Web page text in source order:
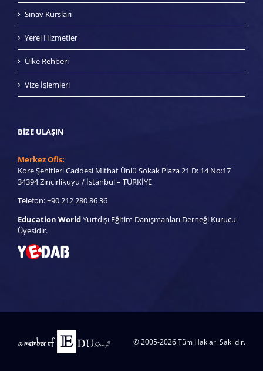
Sınav Kursları
Yerel Hizmetler
Ülke Rehberi
Vize İşlemleri
BIZE ULAŞIN
Merkez Ofis:
Kore Şehitleri Caddesi Mithat Ünlü Sokak Plaza 21 D: 14 No:17
34394 Zincirlikuyu / İstanbul – TÜRKİYE
Telefon: +90 212 280 86 36
Education WorldYurtdışı Eğitim Danışmanları Derneği Kurucu
Üyesidir.
© 2005-2026 Tüm Hakları Saklıdır.